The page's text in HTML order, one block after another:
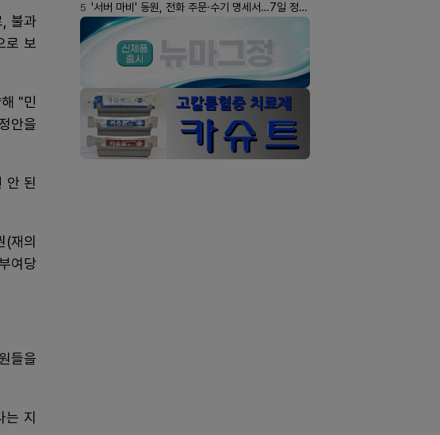
, 불과
로 보
"민
안을
안 된
재의
여당
들을
지
5 '서버 마비' 동원, 전화 주문·수기 명세서…7일 정상화 되나